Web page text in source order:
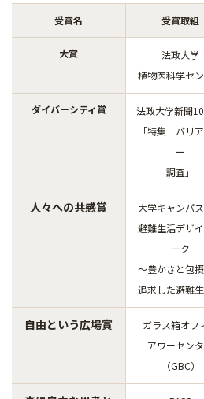
受賞名 受賞取組
大賞
法政大学
植物医科学セ
ダイバーシティ賞
法政大学新聞
「特集 バリ
ー
調査」
人々への共感賞
大学キャンパ
避難生活デザ
ーク
〜豊かさと包
追求した避難
自由という広場賞
ガラス箱オフ
アワーセン
（GBC）